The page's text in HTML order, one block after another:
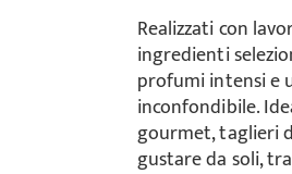
Realizzati con
ingredienti
profumi intensi e
inconfondibile.
gourmet, taglieri
gustare da soli,